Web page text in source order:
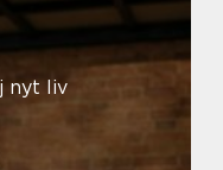
nyt liv